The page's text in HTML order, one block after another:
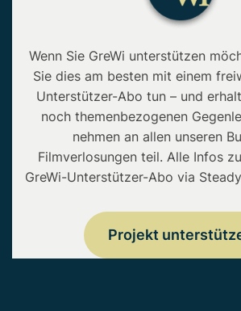
Wenn Sie GreWi unterstützen
Sie dies am besten mit einem
Unterstützer-Abo tun – und
noch themenbezogenen
nehmen an allen unseren
Filmverlosungen teil. Alle Infos
GreWi-Unterstützer-Abo via
Projekt